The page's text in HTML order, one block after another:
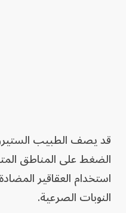
قد يصف الطبيب
الضغط على المناطق
استخدام العقاقير
النوبات الصرعية.